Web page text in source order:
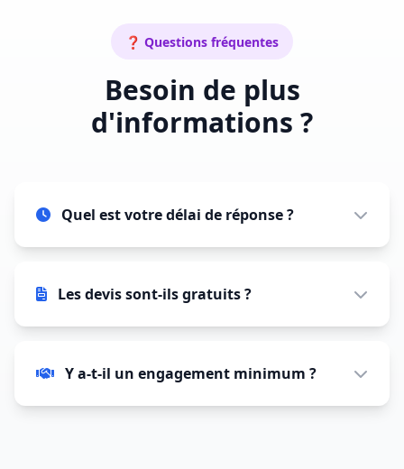
❓ Questions fréquentes
Besoin de plus
d'informations ?
Quel est votre délai de réponse ?
Les devis sont-ils gratuits ?
Y a-t-il un engagement minimum ?